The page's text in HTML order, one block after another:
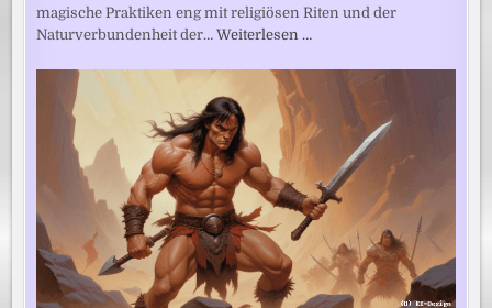
magische Praktiken eng mit religiösen Riten und der
Naturverbundenheit der…Weiterlesen …